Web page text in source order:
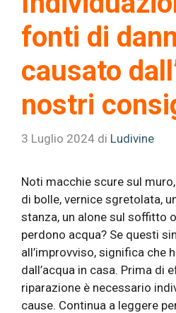
fonti di
causato
nostri
3 Luglio 2024 di Ludivine
Noti macchie scure sul
di bolle, vernice sgretolata,
stanza, un alone sul soffitto
perdono acqua? Se questi
all’improvviso, significa che
dall’acqua in casa. Prima di
riparazione è necessario
cause. Continua a leggere